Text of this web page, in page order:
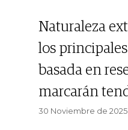
Naturaleza
los
basada en
marcarán
30 Noviembre de